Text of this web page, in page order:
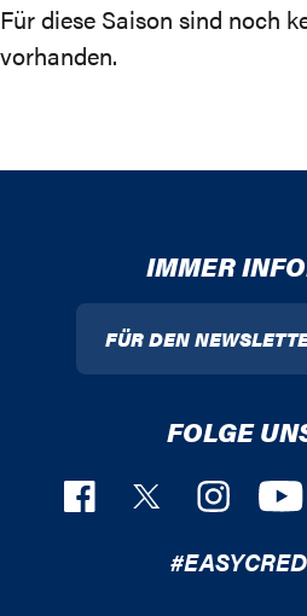
Für diese Saison sind noch
vorhanden.
IMMER
FÜR DEN
FOLGE